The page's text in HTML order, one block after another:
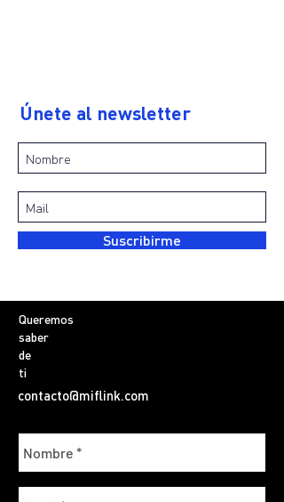
Únete al newsletter
Suscribirme
Queremos
saber
de
ti
contacto@miflink.com